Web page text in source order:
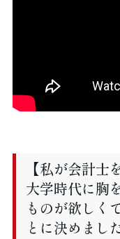
【私が会計士
大学時代に胸
ものが欲しく
とに決めまし